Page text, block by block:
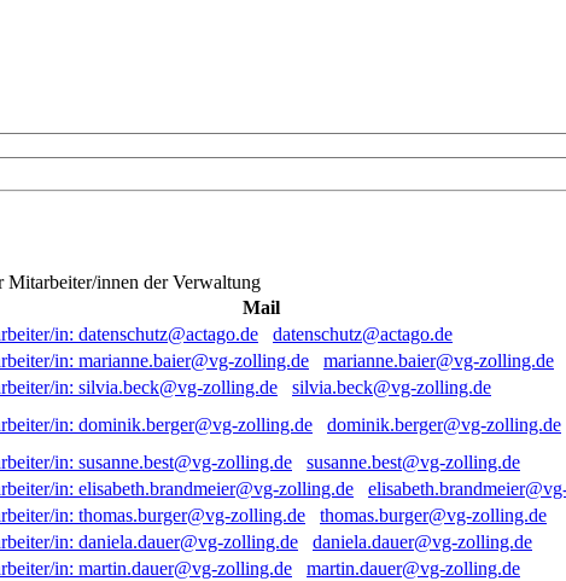
Mitarbeiter/innen der Verwaltung
Mail
datenschutz@actago.de
marianne.baier@vg-zolling.de
silvia.beck@vg-zolling.de
dominik.berger@vg-zolling.de
susanne.best@vg-zolling.de
thomas.burger@vg-zolling.de
daniela.dauer@vg-zolling.de
martin.dauer@vg-zolling.de